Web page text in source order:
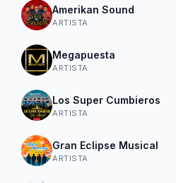
Amerikan Sound
ARTISTA
Megapuesta
ARTISTA
Los Super Cumbieros
ARTISTA
Gran Eclipse Musical
ARTISTA